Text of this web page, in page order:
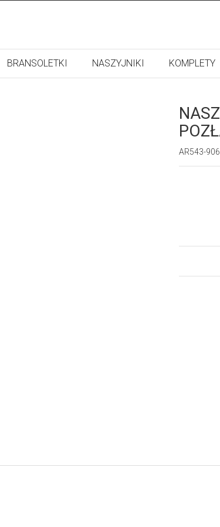
BRANSOLETKI NASZYJNIKI KOMPLETY
AR543-